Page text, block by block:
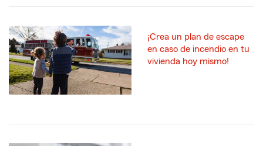
¡Crea un plan de escape
en caso de incendio en tu
vivienda hoy mismo!